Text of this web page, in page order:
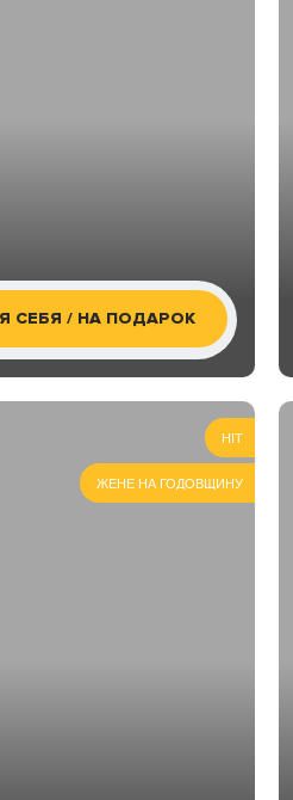
СЕБЯ / НА ПОДАРОК
HIT
ЖЕНЕ НА ГОДОВЩИНУ